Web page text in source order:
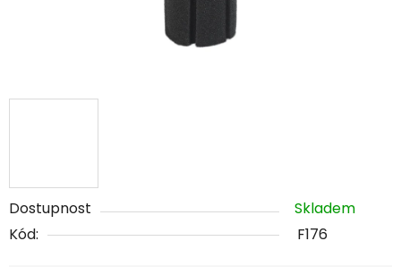
Dostupnost
Skladem
Kód:
F176